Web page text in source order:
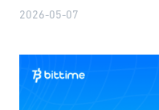
2026-05-07